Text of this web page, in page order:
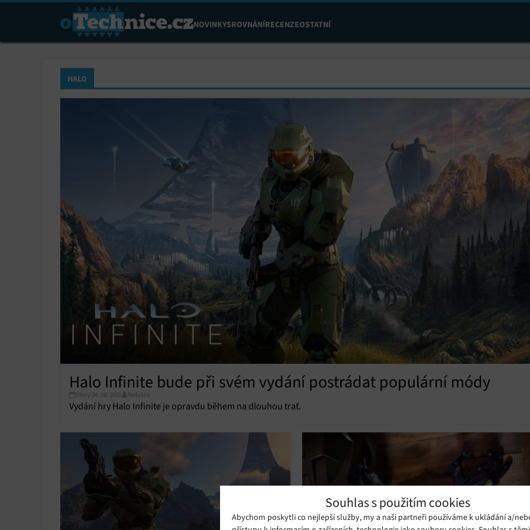
Souhlas s použitím cookies
Abychom poskytli co nejlepší služby, my a naši partneři používáme k ukládání a/
NOVINKYSROVNÁNÍRECENZEOSTATNÍ
HALO
Halo Infinite bude při svém vydání postrádat populární módy
Úterý 24. 08. 2021 Redakce
Vydání hry Halo Infinite je opravdu během na dlouhou trať.